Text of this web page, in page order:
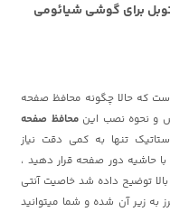
برای گوشی شیائومی
که حالا چگونه محافظ صفحه
و نحوه نصب اینمحافظ صفحه
تنها به کمی دقت نیاز
حاشیه دور صفحه قرار دهید ،
بالا توضیح داده شد خاصیت آنتی
به زیر آن شده و شما میتوانید